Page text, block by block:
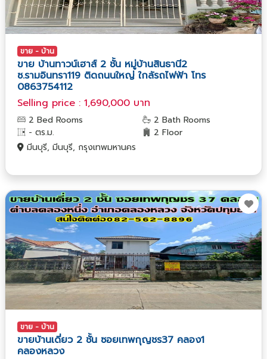
ขาย - บ้าน
ขาย บ้านทาวน์เฮาส์ 2 ชั้น หมู่บ้านสินธานี2
ซ.รามอินทรา119 ติดถนนใหญ่ ใกล้รถไฟฟ้า โทร
0863754112
Selling price : 1,690,000 บาท
2 Bed Rooms
2 Bath Rooms
- ตร.ม.
2 Floor
มีนบุรี, มีนบุรี, กรุงเทพมหานคร
ขาย - บ้าน
ขายบ้านเดี่ยว 2 ชั้น ซอยเทพกุญชร37 คลอง1
คลองหลวง